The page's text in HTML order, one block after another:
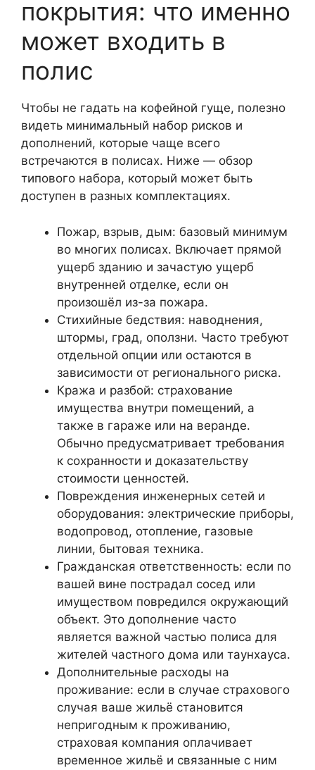
покрытия: что именно
может входить в
полис
Чтобы не гадать на кофейной гуще, полезно
видеть минимальный набор рисков и
дополнений, которые чаще всего
встречаются в полисах. Ниже — обзор
типового набора, который может быть
доступен в разных комплектациях.
Пожар, взрыв, дым: базовый минимум
во многих полисах. Включает прямой
ущерб зданию и зачастую ущерб
внутренней отделке, если он
произошёл из-за пожара.
Стихийные бедствия: наводнения,
штормы, град, оползни. Часто требуют
отдельной опции или остаются в
зависимости от регионального риска.
Кража и разбой: страхование
имущества внутри помещений, а
также в гараже или на веранде.
Обычно предусматривает требования
к сохранности и доказательству
стоимости ценностей.
Повреждения инженерных сетей и
оборудования: электрические приборы,
водопровод, отопление, газовые
линии, бытовая техника.
Гражданская ответственность: если по
вашей вине пострадал сосед или
имуществом повредился окружающий
объект. Это дополнение часто
является важной частью полиса для
жителей частного дома или таунхауса.
Дополнительные расходы на
проживание: если в случае страхового
случая ваше жильё становится
непригодным к проживанию,
страховая компания оплачивает
временное жильё и связанные с ним